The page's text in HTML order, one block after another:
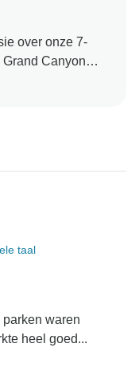
over onze 7-
Canyon
horen dat je zo'n
taal
waren
heel goed...